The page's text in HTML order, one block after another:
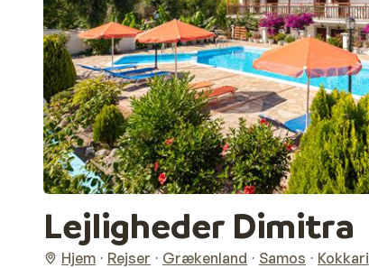
Lejligheder Dimitra
Hjem Rejser Grækenland Samos Kokkari